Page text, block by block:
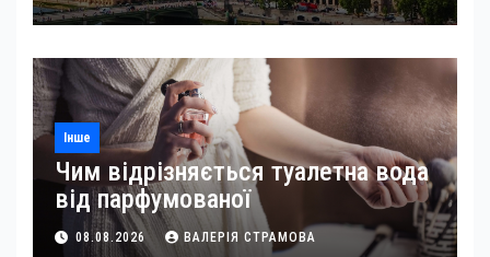
Інше
Чим відрізняється туалетна вода
від парфумованої
08.08.2026 ВАЛЕРІЯ СТРАМОВА